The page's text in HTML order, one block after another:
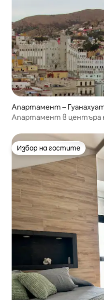
Апартамент –
Апартамент в центъра
Избор на гостите
Избор на гостите